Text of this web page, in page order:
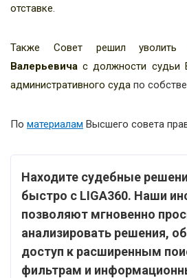
отставке.
Также Совет решил уволить
Валерьевича с должности судьи
административного суда по
По материалам Высшего совета
Находите судебные
быстро с LIGA360. Наши
позволяют мгновенно
анализировать решения,
доступ к расширенным
фильтрам и